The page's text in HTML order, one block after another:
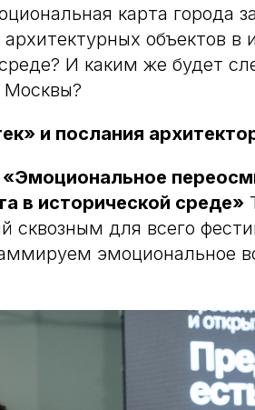
карта города
объектов в
И каким же будет
Москвы?
и послания
«Эмоциональное
в исторической среде»
сквозным для всего
эмоциональное